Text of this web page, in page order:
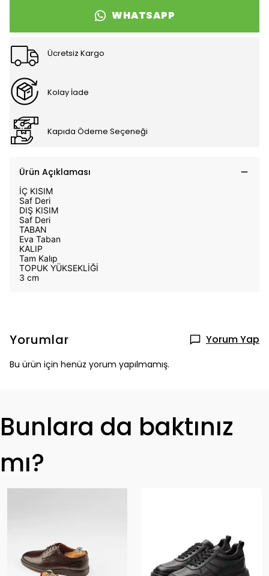
WHATSAPP
Ücretsiz Kargo
Kolay İade
Kapıda Ödeme Seçeneği
Ürün Açıklaması
İÇ KISIM
Saf Deri
DIŞ KISIM
Saf Deri
TABAN
Eva Taban
KALIP
Tam Kalıp
TOPUK YÜKSEKLİĞİ
3 cm
Yorumlar Yorum Yap
Bu ürün için henüz yorum yapılmamış.
Bunlara da baktınız
mı?